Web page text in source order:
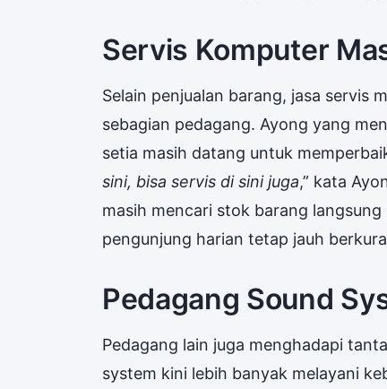
Servis Komputer
Selain penjualan barang, jasa servis
sebagian pedagang. Ayong yang
setia masih datang untuk
sini, bisa servis di sini juga,” kata
masih mencari stok barang
pengunjung harian tetap jauh
Pedagang Sound
Pedagang lain juga menghadapi
system kini lebih banyak melayani